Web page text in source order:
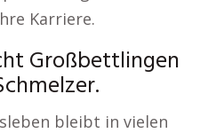
Karriere.
Großbettlingen
bleibt in vielen